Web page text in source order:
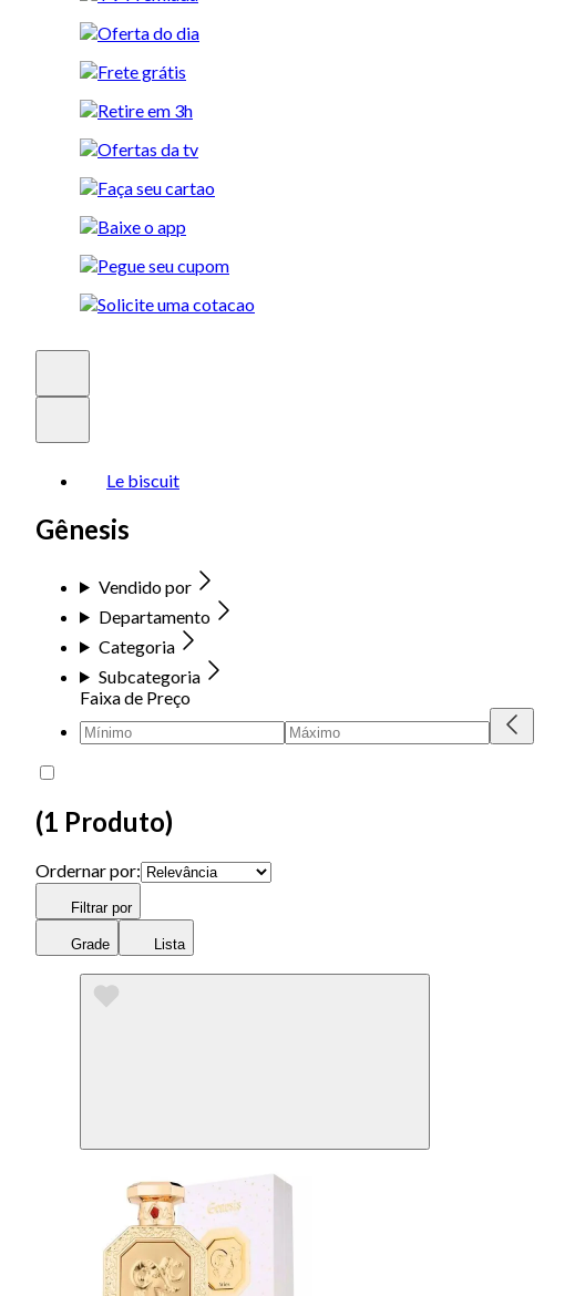
Le biscuit
Gênesis
Vendido por
Departamento
Categoria
Subcategoria
Faixa de Preço
(1 Produto)
Ordernar por:
Filtrar por
Grade Lista